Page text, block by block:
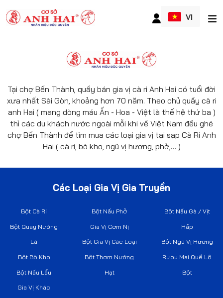
VI
Tại chợ Bến Thành, quầy bán gia vị cà ri Anh Hai có tuổi đời
xưa nhất Sài Gòn, khoảng hơn 70 năm. Theo chủ quầy cà ri
anh Hai ( mang dòng máu Ấn - Hoa - Việt là thế hệ thứ ba )
thì các du khách nước ngoài mỗi khi về Việt Nam đều ghé
chợ Bến Thành để tìm mua các loại gia vị tại sạp Cà Ri Anh
Hai ( cà ri, bò kho, ngũ vị hương, phở,… )
Các Loại Gia Vị Gia Truyền
Bột Cà Ri Bột Nấu Phở Bột Nấu Gà / Vịt
Bột Quay Nướng Gia Vị Cơm Nị Hấp
Lá Bột Gia Vị Các Loại Bột Ngũ Vị Hương
Bột Bò Kho Bột Thơm Nướng Rượu Mai Quế Lộ
Bột Nấu Lẩu Hạt Bột
Gia Vị Khác